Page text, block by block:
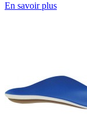
En savoir plus